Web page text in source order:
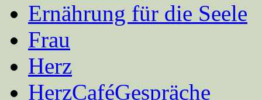
Ernährung für die Seele
Frau
Herz
HerzCaféGespräche